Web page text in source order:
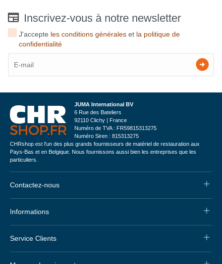
Inscrivez-vous à notre newsletter
J'accepte les conditions générales et la politique de
confidentialité
JUMA International BV
6 Rue des Bateliers
92110 Clichy | France
Numéro de TVA : FR59815313275
Numéro Siren : 815313275
CHRshop est l'un des plus grands fournisseurs de matériel de restauration aux
Pays-Bas et en Belgique. Nous fournissons aussi bien les entreprises que les
particuliers.
Contactez-nous
Informations
Service Clients